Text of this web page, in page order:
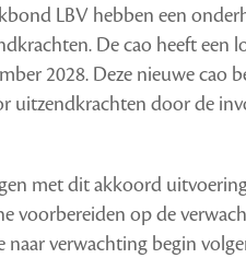
LBV hebben een
De cao heeft een
2028. Deze nieuwe cao
uitzendkrachten door de
met dit akkoord
voorbereiden op de
naar verwachting begin